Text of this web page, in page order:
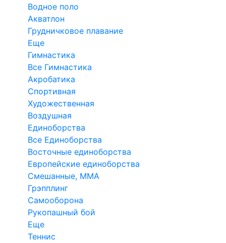
Водное поло
Акватлон
Грудничковое плавание
Еще
Гимнастика
Все Гимнастика
Акробатика
Спортивная
Художественная
Воздушная
Единоборства
Все Единоборства
Восточные единоборства
Европейские единоборства
Смешанные, ММА
Грэпплинг
Самооборона
Рукопашный бой
Еще
Теннис